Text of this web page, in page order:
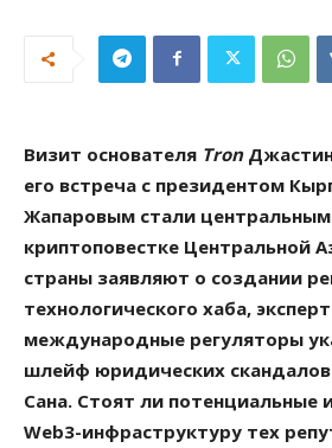
Визит основателя Tron
его встреча с президентом
Жапаровым стали
криптоповестке Центральной
страны заявляют о создании
технологического хаба,
международные регуляторы
шлейф юридических
Сана. Стоят ли потенциальные
Web3-инфраструктуру тех